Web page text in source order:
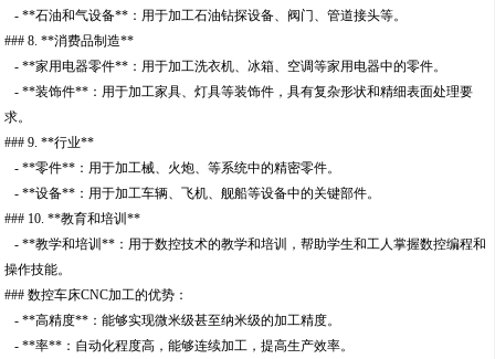
- **石油和气设备**：用于加工石油钻探设备、阀门、管道接头等。
### 8. **消费品制造**
- **家用电器零件**：用于加工洗衣机、冰箱、空调等家用电器中的零件。
- **装饰件**：用于加工家具、灯具等装饰件，具有复杂形状和精细表面处理要
求。
### 9. **行业**
- **零件**：用于加工械、火炮、等系统中的精密零件。
- **设备**：用于加工车辆、飞机、舰船等设备中的关键部件。
### 10. **教育和培训**
- **教学和培训**：用于数控技术的教学和培训，帮助学生和工人掌握数控编程和
操作技能。
### 数控车床CNC加工的优势：
- **高精度**：能够实现微米级甚至纳米级的加工精度。
- **率**：自动化程度高，能够连续加工，提高生产效率。